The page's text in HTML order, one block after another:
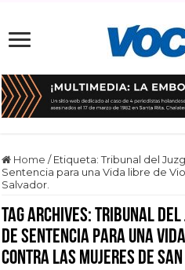
Home / Etiqueta:Tribunal del
Sentencia para una Vida libre de
Salvador.
Tag Archives:Tribunal del
de Sentencia para una
contra las Mujeres de